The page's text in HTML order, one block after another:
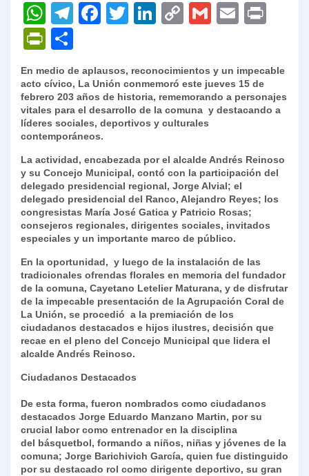
W
h
at
s
A
p
p
T
gr
a
m
F
e
b
o
o
k
T
er
Li
e
dI
n
C
y
Li
n
G
l
E
l
P
ri
nt
Fr
ie
n
dl
y
m
p
ar
tir
En medio de aplausos, reconocimientos y un impecable
acto cívico, La Unión conmemoró este jueves 15 de
febrero 203 años de historia, rememorando a personajes
vitales para el desarrollo de la comuna y destacando a
líderes sociales, deportivos y culturales
contemporáneos.
La actividad, encabezada por el alcalde Andrés Reinoso
y su Concejo Municipal, contó con la participación del
delegado presidencial regional, Jorge Alvial; el
delegado presidencial del Ranco, Alejandro Reyes; los
congresistas María José Gatica y Patricio Rosas;
consejeros regionales, dirigentes sociales, invitados
especiales y un importante marco de público.
En la oportunidad, y luego de la instalación de las
tradicionales ofrendas florales en memoria del fundador
de la comuna, Cayetano Letelier Maturana, y de disfrutar
de la impecable presentación de la Agrupación Coral de
La Unión, se procedió a la premiación de los
ciudadanos destacados e hijos ilustres, decisión que
recae en el pleno del Concejo Municipal que lidera el
alcalde Andrés Reinoso.
Ciudadanos Destacados
De esta forma, fueron nombrados como ciudadanos
destacados Jorge Eduardo Manzano Martin, por su
crucial labor como entrenador en la disciplina
del básquetbol, formando a niños, niñas y jóvenes de la
comuna; Jorge Barichivich García, quien fue distinguido
por su destacado rol como dirigente deportivo, su gran